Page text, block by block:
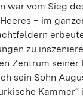
war vom Sieg
– im
zu
Zentrum seiner
sein Sohn